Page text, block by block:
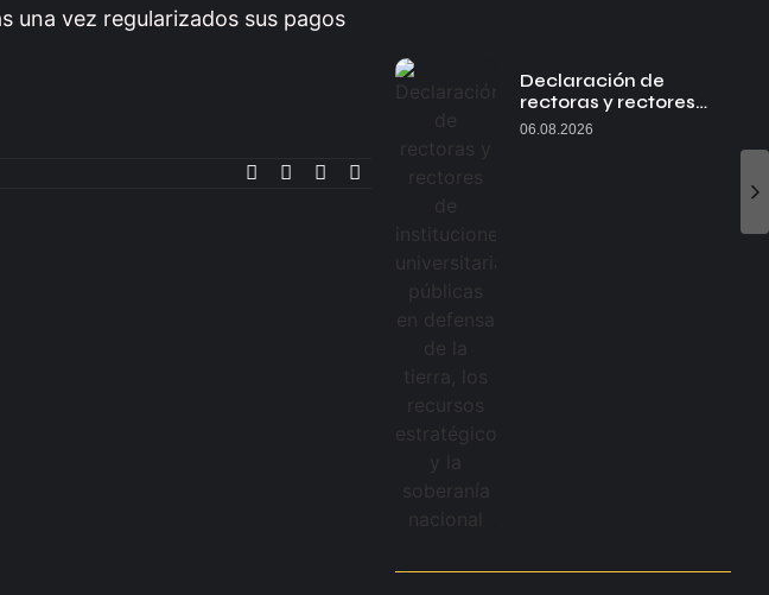
una vez regularizados sus pagos
Declaración de
rectoras y rectores…
06.08.2026